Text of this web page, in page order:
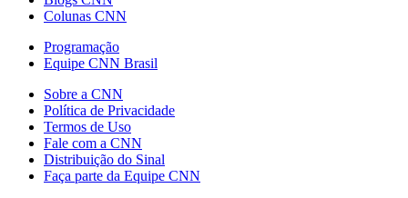
Colunas CNN
Programação
Equipe CNN Brasil
Sobre a CNN
Política de Privacidade
Termos de Uso
Fale com a CNN
Distribuição do Sinal
Faça parte da Equipe CNN